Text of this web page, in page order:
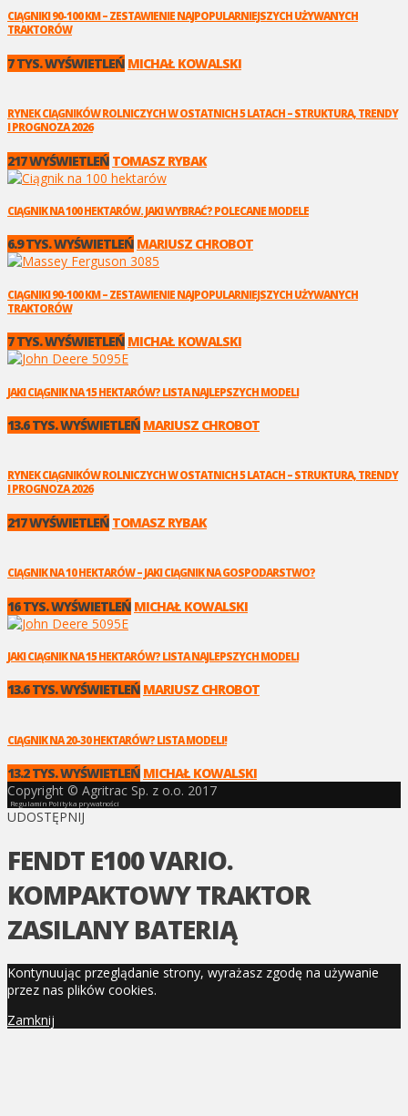
CIĄGNIKI 90-100 KM – ZESTAWIENIE NAJPOPULARNIEJSZYCH UŻYWANYCH
TRAKTORÓW
7 TYS. WYŚWIETLEŃ MICHAŁ KOWALSKI
RYNEK CIĄGNIKÓW ROLNICZYCH W OSTATNICH 5 LATACH – STRUKTURA, TRENDY
I PROGNOZA 2026
217 WYŚWIETLEŃ TOMASZ RYBAK
CIĄGNIK NA 100 HEKTARÓW. JAKI WYBRAĆ? POLECANE MODELE
6.9 TYS. WYŚWIETLEŃ MARIUSZ CHROBOT
CIĄGNIKI 90-100 KM – ZESTAWIENIE NAJPOPULARNIEJSZYCH UŻYWANYCH
TRAKTORÓW
7 TYS. WYŚWIETLEŃ MICHAŁ KOWALSKI
JAKI CIĄGNIK NA 15 HEKTARÓW? LISTA NAJLEPSZYCH MODELI
13.6 TYS. WYŚWIETLEŃ MARIUSZ CHROBOT
RYNEK CIĄGNIKÓW ROLNICZYCH W OSTATNICH 5 LATACH – STRUKTURA, TRENDY
I PROGNOZA 2026
217 WYŚWIETLEŃ TOMASZ RYBAK
CIĄGNIK NA 10 HEKTARÓW – JAKI CIĄGNIK NA GOSPODARSTWO?
16 TYS. WYŚWIETLEŃ MICHAŁ KOWALSKI
JAKI CIĄGNIK NA 15 HEKTARÓW? LISTA NAJLEPSZYCH MODELI
13.6 TYS. WYŚWIETLEŃ MARIUSZ CHROBOT
CIĄGNIK NA 20-30 HEKTARÓW? LISTA MODELI!
13.2 TYS. WYŚWIETLEŃ MICHAŁ KOWALSKI
Copyright © Agritrac Sp. z o.o. 2017
Regulamin Polityka prywatności
UDOSTĘPNIJ
FENDT E100 VARIO.
KOMPAKTOWY TRAKTOR
ZASILANY BATERIĄ
Kontynuując przeglądanie strony, wyrażasz zgodę na używanie
przez nas plików cookies.
Zamknij